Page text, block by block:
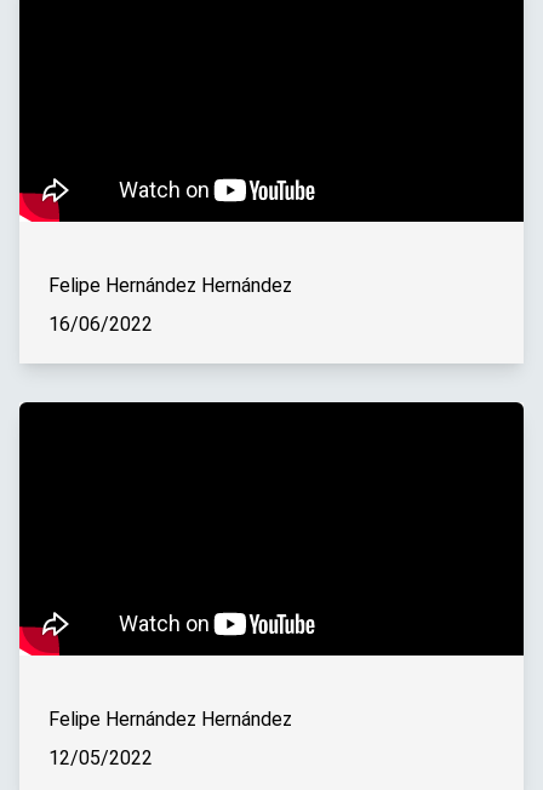
Felipe Hernández Hernández
16/06/2022
Felipe Hernández Hernández
12/05/2022